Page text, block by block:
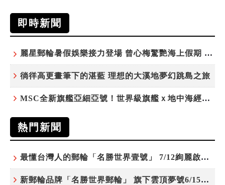
即時新聞
麗星郵輪暑假娛樂接力登場 曾心梅驚艷海上假期 康康、紀曉君領銜演出
徜徉高更畫筆下的湛藍 理想的大溪地夢幻跳島之旅
MSC全新旗艦亞細亞號！世界級旗艦ｘ地中海經典 最值得期待的歐洲遊輪之旅
熱門新聞
最懂台灣人的郵輪「名勝世界壹號」 7/12絢麗啟航 分齡娛樂夜未央
新郵輪品牌「名勝世界郵輪」 旗下雲頂夢號6/15開始營運